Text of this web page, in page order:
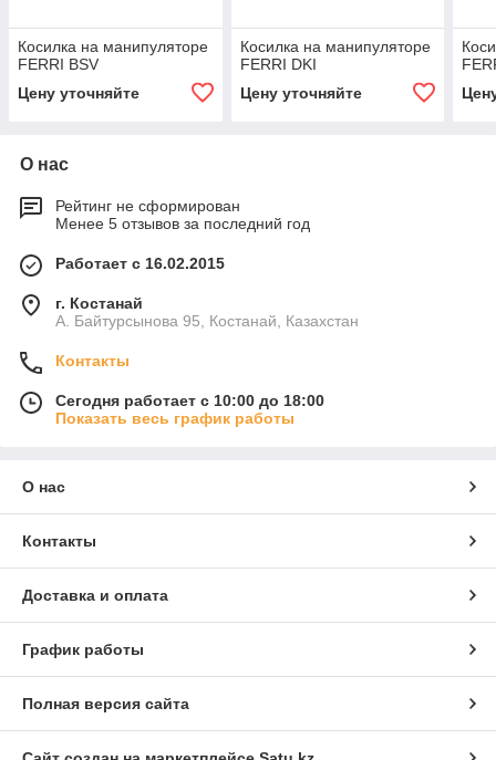
Косилка на манипуляторе
FERRI BSV
Цену уточняйте
Косилка на манипуляторе
FERRI DKI
Цену уточняйте
О нас
Рейтинг не сформирован
Менее 5 отзывов за последний год
Работает с 16.02.2015
г. Костанай
А. Байтурсынова 95, Костанай, Казахстан
Контакты
Сегодня работает с 10:00 до 18:00
Показать весь график работы
О нас
Контакты
Доставка и оплата
График работы
Полная версия сайта